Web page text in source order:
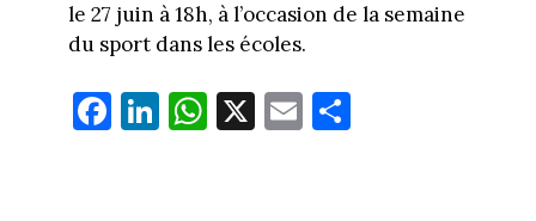
le 27 juin à 18h, à l’occasion de la semaine
du sport dans les écoles.
Fa
ce
Li
nk
W
ha
X E
m
Pa
rt